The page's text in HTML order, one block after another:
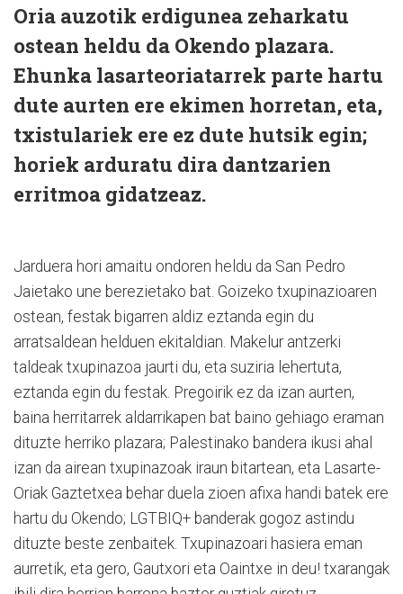
Oria auzotik erdigunea zeharkatu
ostean heldu da Okendo plazara.
Ehunka lasarteoriatarrek parte hartu
dute aurten ere ekimen horretan, eta,
txistulariek ere ez dute hutsik egin;
horiek arduratu dira dantzarien
erritmoa gidatzeaz.
Jarduera hori amaitu ondoren heldu da San Pedro
Jaietako une berezietako bat. Goizeko txupinazioaren
ostean, festak bigarren aldiz eztanda egin du
arratsaldean helduen ekitaldian. Makelur antzerki
taldeak txupinazoa jaurti du, eta suziria lehertuta,
eztanda egin du festak. Pregoirik ez da izan aurten,
baina herritarrek aldarrikapen bat baino gehiago eraman
dituzte herriko plazara; Palestinako bandera ikusi ahal
izan da airean txupinazoak iraun bitartean, eta Lasarte-
Oriak Gaztetxea behar duela zioen afixa handi batek ere
hartu du Okendo; LGTBIQ+ banderak gogoz astindu
dituzte beste zenbaitek. Txupinazoari hasiera eman
aurretik, eta gero, Gautxori eta Oaintxe in deu! txarangak